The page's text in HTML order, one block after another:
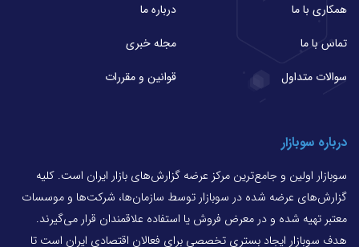
همکاری با ما
درباره ما
تماس با ما
مجله خبری
سوالات متداول
قوانین و مقررات
درباره سوبازار
سوبازار اولین و جامع‌ترین مرکز عرضه گزارش‌های بازار ایران است. کلیه
گزارش‌های عرضه شده در سوبازار توسط سازمان‌ها، شرکت‌ها و موسسات
معتبر تهیه شده و در معرض فروش یا استفاده علاقمندان قرار می‌گیرند.
هدف سوبازار ایجاد بستری تخصصی برای فعالان اقتصادی ایران است تا